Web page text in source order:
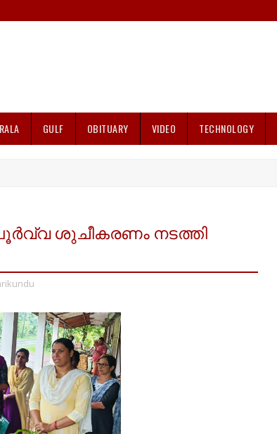
GULF OBITUARY VIDEO TECHNOLOGY
പൂർവ്വ ശുചീകരണം നടത്തി